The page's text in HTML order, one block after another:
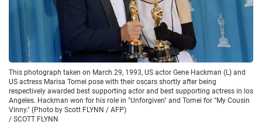
This photograph taken on March 29, 1993, US actor Gene Hackman (L) and
US actress Marisa Tomei pose with their oscars shortly after being
respectively awarded best supporting actor and best supporting actress in los
Angeles. Hackman won for his role in "Unforgiven" and Tomei for "My Cousin
Vinny." (Photo by Scott FLYNN / AFP)
/ SCOTT FLYNN